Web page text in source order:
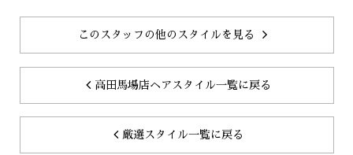
このスタッフの他のスタイルを見る
高田馬場店ヘアスタイル一覧に戻る
厳選スタイル一覧に戻る